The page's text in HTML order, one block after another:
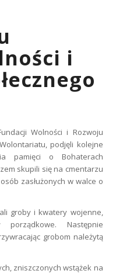
i
Wolności i Rozwoju
podjęli kolejne
pamięci o Bohaterach
skupili się na cmentarzu
zasłużonych w walce o
groby i kwatery wojenne,
Następnie
grobom należytą
zniszczonych wstążek na